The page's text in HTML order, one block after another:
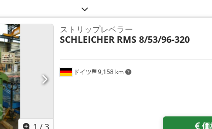
ドイツ 9,158 km
ストリップレベラー
SCHLEICHER RMS 8/53/96-320
価